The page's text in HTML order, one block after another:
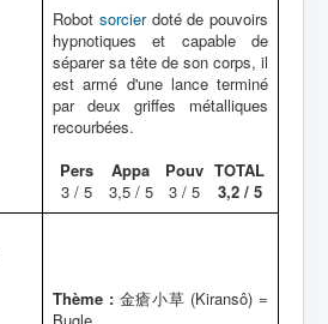
Robot sorcierdoté de pouvoirs
hypnotiques et capable de
séparer sa tête de son corps, il
est armé d'une lance terminé
par deux griffes métalliques
recourbées.
Pers
3 / 5
Appa
3,5 / 5
Pouv
3 / 5
TOTAL
3,2 / 5
Thème :金瘡小草 (Kiransô) =